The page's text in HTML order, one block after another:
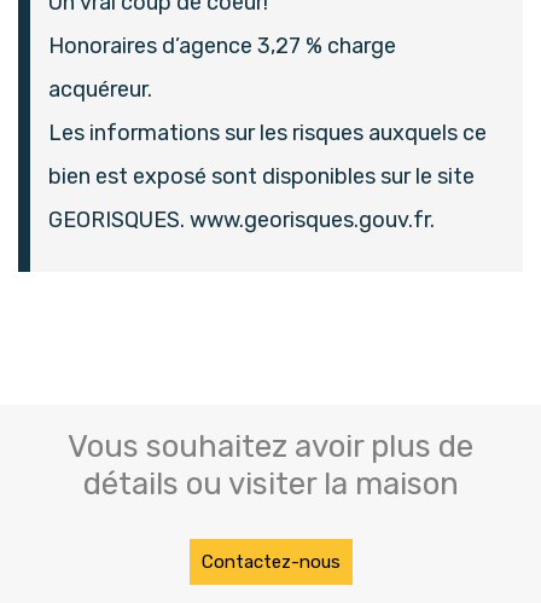
Honoraires d’agence 3,27 % charge
acquéreur.
Les informations sur les risques auxquels ce
bien est exposé sont disponibles sur le site
GEORISQUES. www.georisques.gouv.fr.
Vous souhaitez avoir plus de
détails ou visiter la maison
Contactez-nous